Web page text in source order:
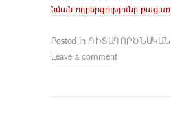
նման ողբերգությունը
Posted in ԳԻՏԱԳՈՐԾՆԱԿԱՆ
Leave a comment